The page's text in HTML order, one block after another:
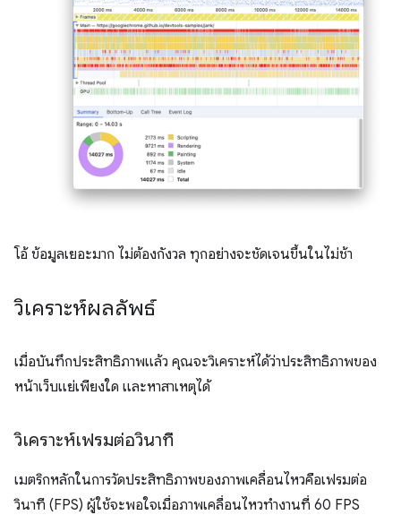
โอ้ ข้อมูลเยอะมาก ไม่ต้องกังวล ทุกอย่างจะชัดเจนขึ้นในไม่ช้า
วิเคราะห์ผลลัพธ์
เมื่อบันทึกประสิทธิภาพแล้ว คุณจะวิเคราะห์ได้ว่าประสิทธิภาพของ
หน้าเว็บแย่เพียงใด และหาสาเหตุได้
วิเคราะห์เฟรมต่อวินาที
เมตริกหลักในการวัดประสิทธิภาพของภาพเคลื่อนไหวคือเฟรมต่อ
วินาที (FPS) ผู้ใช้จะพอใจเมื่อภาพเคลื่อนไหวทำงานที่ 60 FPS